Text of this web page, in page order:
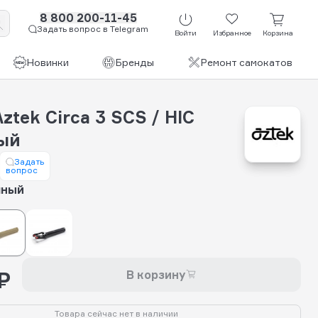
8 800 200-11-45
Задать вопрос в Telegram Войти Избранное Корзина
Новинки Бренды Ремонт самокатов
Circa 3 SCS / HIC
Задать
вопрос
В корзину
Товара сейчас нет в наличии